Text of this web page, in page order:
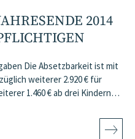
2014 –
Die Absetzbarkeit ist mit
weiterer 2.920 € für
1.460 € ab drei Kindern…